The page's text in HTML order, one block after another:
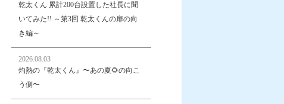
乾太くん 累計200台設置した社長に聞
いてみた!! ～第3回 乾太くんの扉の向
き編～
2026.08.03
灼熱の『乾太くん』〜あの夏🌻の向こ
う側〜